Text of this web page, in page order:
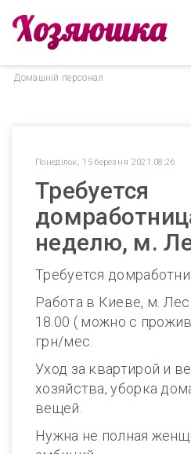
Домашнiй персонал
Понеділок, 15 березня 2021 08:26
Требуется
неделю, м.
Требуется
Работа в Киеве, м.
18.00 ( можно с
грн/мес.
Уход за квартирой и
хозяйства, уборка
вещей.
Нужна не полная